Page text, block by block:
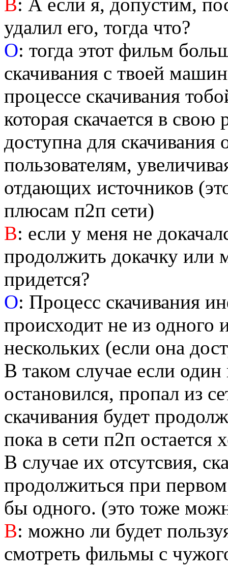
удалил его, тогда что?
О: тогда этот фильм
скачивания с твоей
процессе скачивания
которая скачается в свою
доступна для скачивания
пользователям,
отдающих источников
плюсам п2п сети)
В: если у меня не
продолжить докачку или
придется?
О: Процесс скачивания
происходит не из одного
нескольких (если она
В таком случае если один
остановился, пропал из
скачивания будет
пока в сети п2п остается
В случае их отсутсвия,
продолжиться при
бы одного. (это тоже
В: можно ли будет
смотреть фильмы с